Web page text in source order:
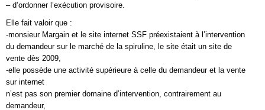
– d’ordonner l’exécution provisoire.
Elle fait valoir que :
-monsieur Margain et le site internet SSF préexistaient à l’intervention
du demandeur sur le marché de la spiruline, le site était un site de
vente dès 2009,
-elle possède une activité supérieure à celle du demandeur et la vente
sur internet
n’est pas son premier domaine d’intervention, contrairement au
demandeur,